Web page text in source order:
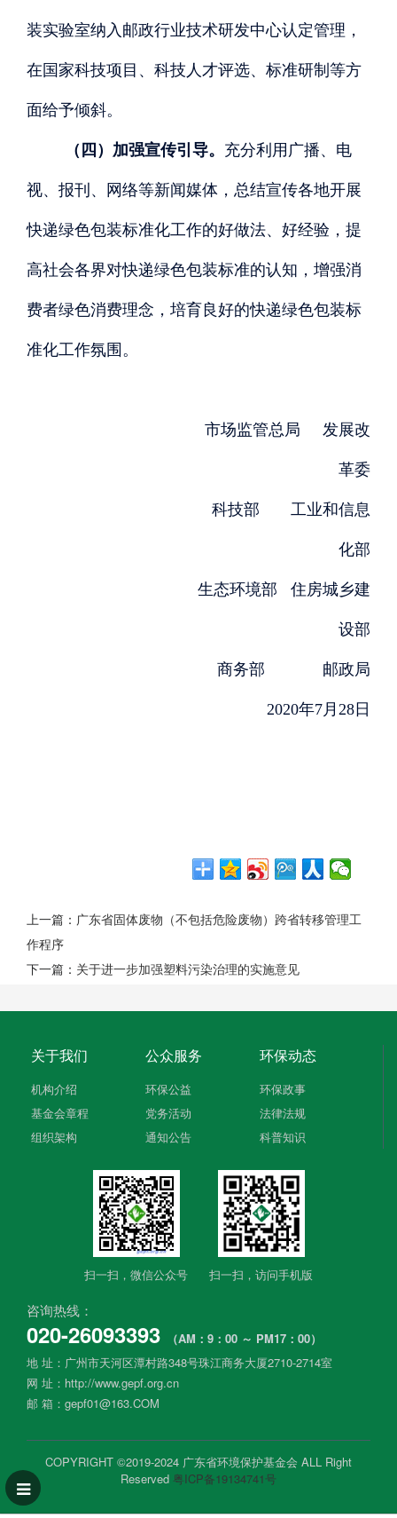
装实验室纳入邮政行业技术研发中心认定管理，
在国家科技项目、科技人才评选、标准研制等方
面给予倾斜。
（四）加强宣传引导。 充分利用广播、电
视、报刊、网络等新闻媒体，总结宣传各地开展
快递绿色包装标准化工作的好做法、好经验，提
高社会各界对快递绿色包装标准的认知，增强消
费者绿色消费理念，培育良好的快递绿色包装标
准化工作氛围。
市场监管总局 发展改
革委
科技部 工业和信息
化部
生态环境部 住房城乡建
设部
商务部 邮政局
2020年7月28日
上一篇： 广东省固体废物（不包括危险废物）跨省转移管理工
作程序
下一篇： 关于进一步加强塑料污染治理的实施意见
关于我们
机构介绍
基金会章程
组织架构
公众服务
环保公益
党务活动
通知公告
环保动态
环保政事
法律法规
科普知识
扫一扫，微信公众号​ 扫一扫，​访问手机版
咨询热线：
020-26093393
（AM：9：00 ～ PM17：00）
地 址：广州市天河区潭村路348号珠江商务大厦2710-2714室
网 址：http://www.gepf.org.cn
邮 箱：gepf01@163.COM
COPYRIGHT ©2019-2024 广东省环境保护基金会 ALL Right
Reserved 粤ICP备19134741号